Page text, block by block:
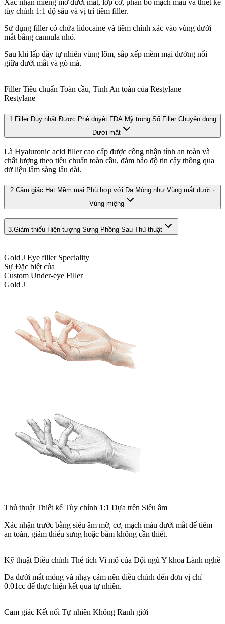
Xác nhận miếng mỡ dưới mắt, lớp cơ, phân bố mạch máu và thiết kế
tùy chỉnh 1:1 độ sâu và vị trí tiêm filler.
Sử dụng filler có chứa lidocaine và tiêm chính xác vào vùng dưới
mắt bằng cannula nhỏ.
Sau khi lấp đầy tự nhiên vùng lõm, sắp xếp mềm mại đường nối
giữa dưới mắt và gò má.
Filler Tiêu chuẩn Toàn cầu, Tính An toàn của Restylane
Restylane
1. Filler Duy nhất Được Phê duyệt FDA Mỹ trong Số Filler Chuyên dụng
Dưới mắt
Là Hyaluronic acid filler cao cấp được công nhận tính an toàn và
chất lượng theo tiêu chuẩn toàn cầu, đảm bảo độ tin cậy thông qua
dữ liệu lâm sàng lâu dài.
2. Cảm giác Hạt Mềm mại Phù hợp với Da Mỏng như Vùng mắt dưới ·
Vùng miệng
3.Giảm thiểu Hiện tượng Sưng Phồng Sau Thủ thuật
Gold J Eye filler Speciality
Sự Đặc biệt của
Custom Under-eye Filler
Gold J
Thủ thuật Thiết kế Tùy chỉnh 1:1 Dựa trên Siêu âm
Xác nhận trước bằng siêu âm mỡ, cơ, mạch máu dưới mắt để tiêm
an toàn, giảm thiểu sưng hoặc bầm không cần thiết.
Kỹ thuật Điều chỉnh Thể tích Vi mô của Đội ngũ Y khoa Lành nghề
Da dưới mắt mỏng và nhạy cảm nên điều chỉnh đến đơn vị chỉ
0.01cc để thực hiện kết quả tự nhiên.
Cảm giác Kết nối Tự nhiên Không Ranh giới